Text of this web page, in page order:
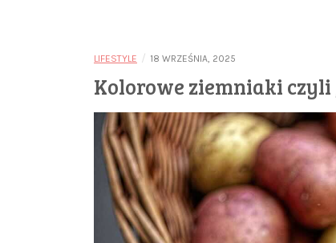
LIFESTYLE / 18 WRZEŚNIA, 2025
Kolorowe ziemniaki czyli